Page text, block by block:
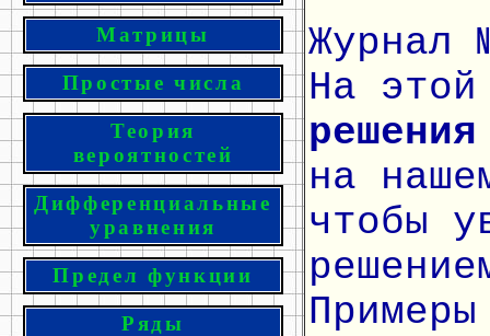
Матрицы
Простые числа
Теория
вероятностей
Дифференциальные
уравнения
Предел функции
Ряды
Журнал
На
на
чтобы